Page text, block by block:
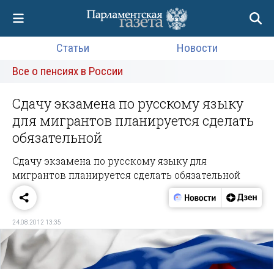
Статьи
Новости
Все о пенсиях в России
Сдачу экзамена по русскому языку
для мигрантов планируется сделать
обязательной
Сдачу экзамена по русскому языку для
мигрантов планируется сделать обязательной
24.08.2012 13:35